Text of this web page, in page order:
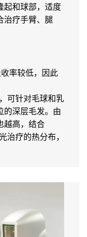
起和球部，适度
治疗手臂、腿
率较低，因此
可针对毛球和乳
的深层毛发。由
越高，结合
疗的热分布，